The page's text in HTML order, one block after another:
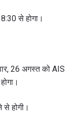
से होगा।
26 अगस्त को AIS
होगी।